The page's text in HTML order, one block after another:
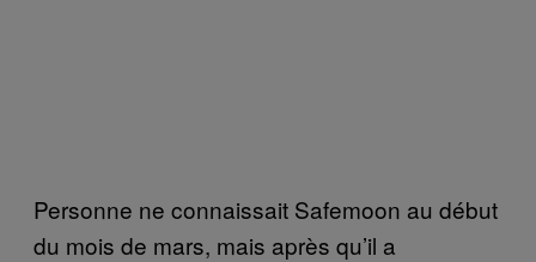
Personne ne connaissait Safemoon au début
du mois de mars, mais après qu’il a